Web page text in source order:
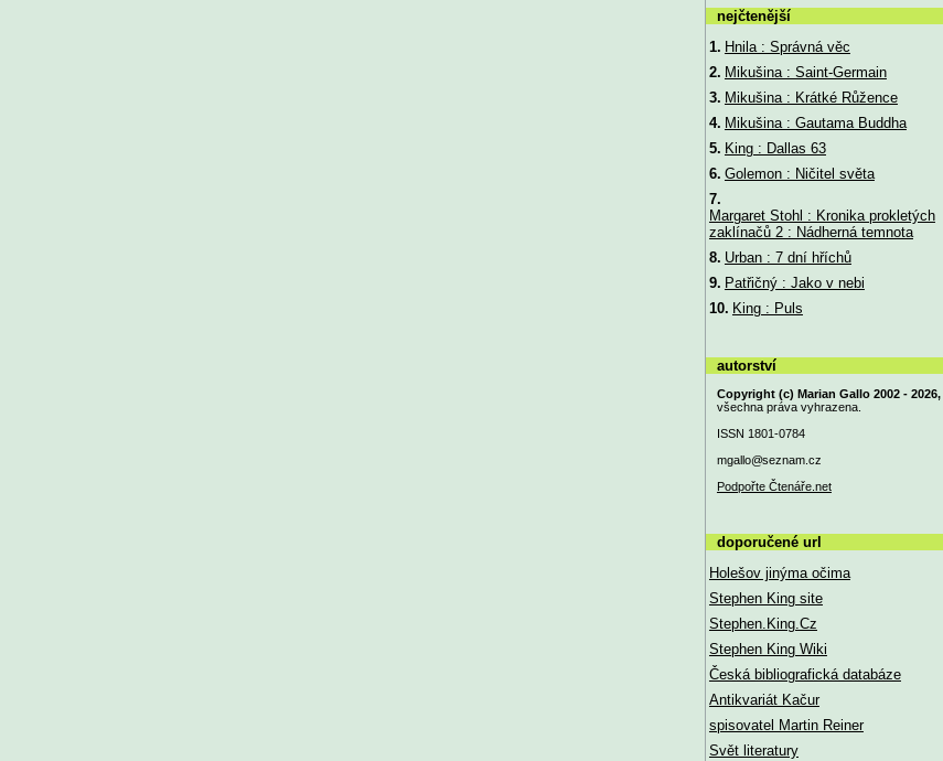
nejčtenější
1. Hnila : Správná věc
2. Mikušina : Saint-Germain
3. Mikušina : Krátké Růžence
4. Mikušina : Gautama Buddha
5. King : Dallas 63
6. Golemon : Ničitel světa
7.
Margaret Stohl : Kronika prokletých
zaklínačů 2 : Nádherná temnota
8. Urban : 7 dní hříchů
9. Patřičný : Jako v nebi
10. King : Puls
autorství
Copyright (c) Marian Gallo 2002 - 2026,
všechna práva vyhrazena.
ISSN 1801-0784
mgallo@seznam.cz
Podpořte Čtenáře.net
doporučené url
Holešov jinýma očima
Stephen King site
Stephen.King.Cz
Stephen King Wiki
Česká bibliografická databáze
Antikvariát Kačur
spisovatel Martin Reiner
Svět literatury